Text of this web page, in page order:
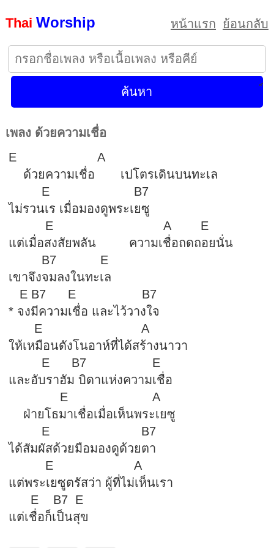
Thai Worship หน้าแรก ย้อนกลับ
เพลง ด้วยความเชื่อ
E A
ด้วยความเชื่อ เปโตรเดินบนทะเล
E B7
ไม่รวนเร เมื่อมองดูพระเยซู
E A E
แต่เมื่อสงสัยพลัน ความเชื่อถดถอยนั่น
B7 E
เขาจึงจมลงในทะเล
E B7 E B7
* จงมีความเชื่อ และไว้วางใจ
E A
ให้เหมือนดังโนอาห์ที่ได้สร้างนาวา
E B7 E
และอับราฮัม บิดาแห่งความเชื่อ
E A
ฝ่ายโธมาเชื่อเมื่อเห็นพระเยซู
E B7
ได้สัมผัสด้วยมือมองดูด้วยตา
E A
แต่พระเยซูตรัสว่า ผู้ที่ไม่เห็นเรา
E B7 E
แต่เชื่อก็เป็นสุข